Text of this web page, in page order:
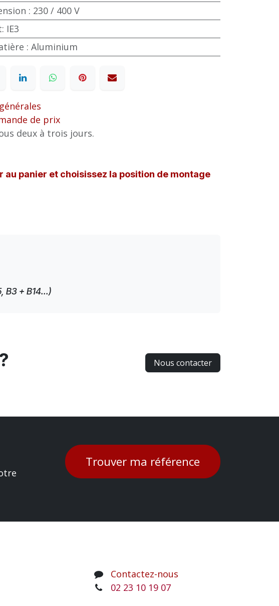
: 230 / 400 V
: IE3
: Aluminium
de prix
deux à trois jours.
panier et choisissez la position de montage
B3 + B14...)
Nous contacter
Trouver ma référence
Contactez-nous
02 23 10 19 07